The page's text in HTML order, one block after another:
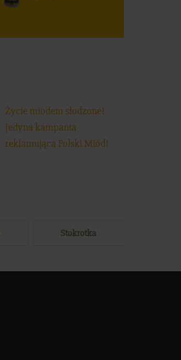
Życie miodem słodzone!
Jedyna kampania
reklamująca Polski Miód!
Stokrotka